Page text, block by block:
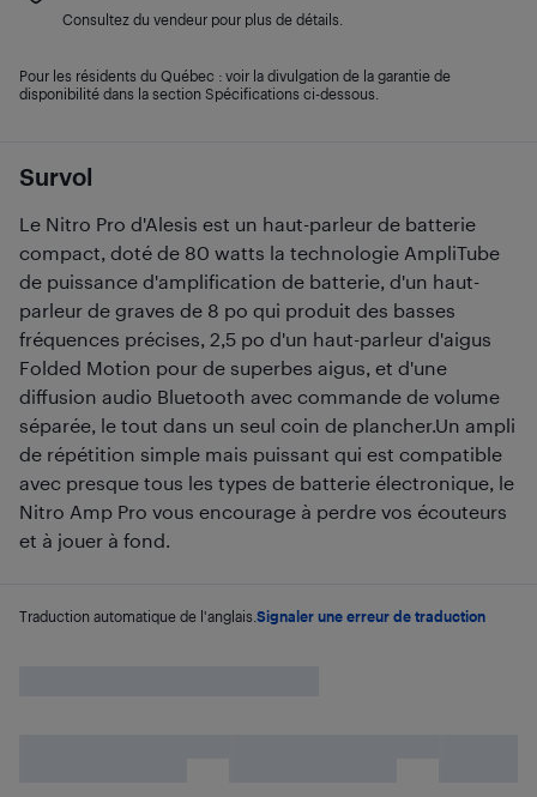
Survol
Le Nitro Pro d'Alesis est un haut-parleur de batterie
compact, doté de 80 watts la technologie AmpliTube
de puissance d'amplification de batterie, d'un haut-
parleur de graves de 8 po qui produit des basses
fréquences précises, 2,5 po d'un haut-parleur d'aigus
Folded Motion pour de superbes aigus, et d'une
diffusion audio Bluetooth avec commande de volume
séparée, le tout dans un seul coin de plancher.Un ampli
de répétition simple mais puissant qui est compatible
avec presque tous les types de batterie électronique, le
Nitro Amp Pro vous encourage à perdre vos écouteurs
et à jouer à fond.
Traduction automatique de l'anglais. Signaler une erreur de traduction
Consultez du vendeur pour plus de détails.
Pour les résidents du Québec : voir la divulgation de la garantie de
disponibilité dans la section Spécifications ci-dessous.